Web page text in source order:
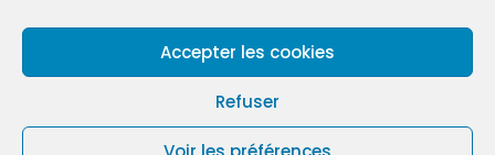
Accepter les cookies
Refuser
Mentions légales
Conditions Générales de Vente
Politique de cookies (UE)